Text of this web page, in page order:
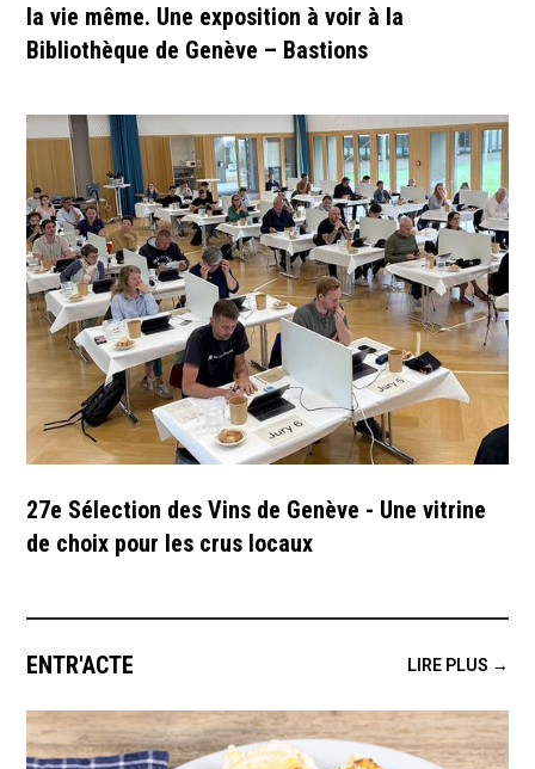
la vie même. Une exposition à voir à la
Bibliothèque de Genève – Bastions
27e Sélection des Vins de Genève - Une vitrine
de choix pour les crus locaux
ENTR'ACTE LIRE PLUS →